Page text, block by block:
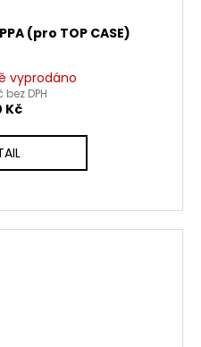
(pro TOP CASE)
vyprodáno
bez DPH
Kč